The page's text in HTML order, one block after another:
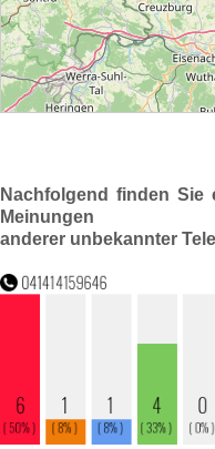
Nachfolgend finden Sie
Meinungen
anderer unbekannter